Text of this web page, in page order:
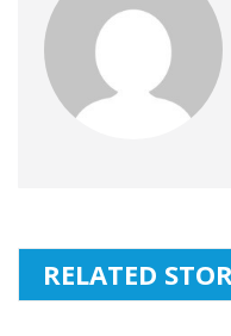
RELATED